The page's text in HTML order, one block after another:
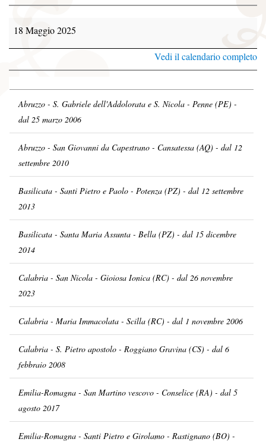
n
18 Maggio 2025
Vedi il calendario completo
Abruzzo - S. Gabriele dell'Addolorata e S. Nicola - Penne (PE) -
dal 25 marzo 2006
Abruzzo - San Giovanni da Capestrano - Cansatessa (AQ) - dal 12
settembre 2010
Basilicata - Santi Pietro e Paolo - Potenza (PZ) - dal 12 settembre
2013
Basilicata - Santa Maria Assunta - Bella (PZ) - dal 15 dicembre
2014
Calabria - San Nicola - Gioiosa Ionica (RC) - dal 26 novembre
2023
Calabria - Maria Immacolata - Scilla (RC) - dal 1 novembre 2006
Calabria - S. Pietro apostolo - Roggiano Gravina (CS) - dal 6
febbraio 2008
Emilia-Romagna - San Martino vescovo - Conselice (RA) - dal 5
agosto 2017
Emilia-Romagna - Santi Pietro e Girolamo - Rastignano (BO) -